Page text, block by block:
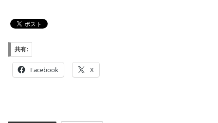
共有:
Facebook X